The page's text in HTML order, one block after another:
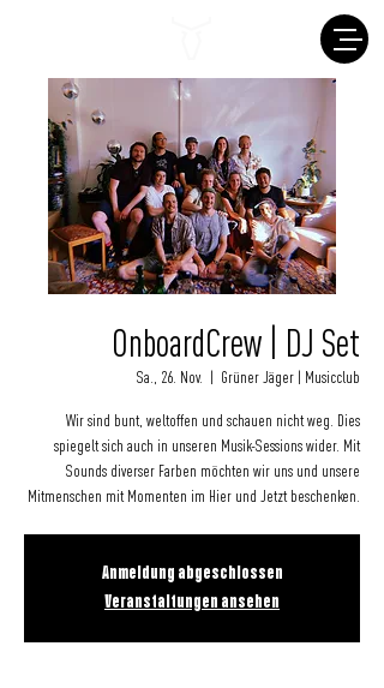
OnboardCrew | DJ Set
Sa., 26. Nov. Grüner Jäger | Musicclub
Wir sind bunt, weltoffen und schauen nicht weg. Dies
spiegelt sich auch in unseren Musik-Sessions wider. Mit
Sounds diverser Farben möchten wir uns und unsere
Mitmenschen mit Momenten im Hier und Jetzt beschenken.
Anmeldung abgeschlossen
Veranstaltungen ansehen